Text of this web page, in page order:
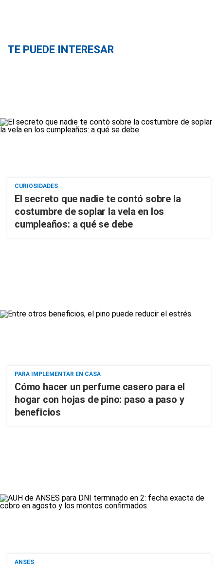
TE PUEDE INTERESAR
CURIOSIDADES
El secreto que nadie te contó sobre la
costumbre de soplar la vela en los
cumpleaños: a qué se debe
PARA IMPLEMENTAR EN CASA
Cómo hacer un perfume casero para el
hogar con hojas de pino: paso a paso y
beneficios
ANSES